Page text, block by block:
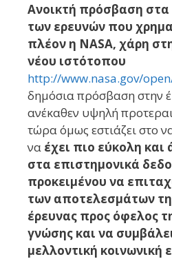
Ανοικτή πρόσβαση
των ερευνών που
πλέον η NASA, χάρη
νέου ιστότοπου
http://www.nasa.gov/
δημόσια πρόσβαση στην
ανέκαθεν υψηλή
τώρα όμως εστιάζει στο
να έχει πιο εύκολη
στα επιστημονικά
προκειμένου να
των αποτελεσμάτων
έρευνας προς όφελος
γνώσης και να
μελλοντική κοινωνική